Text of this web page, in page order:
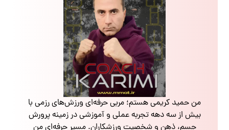
من حمید کریمی هستم؛ مربی حرفه‌ای ورزش‌های رزمی با
بیش از سه دهه تجربه عملی و آموزشی در زمینه پرورش
جسم، ذهن و شخصیت ورزشکاران. مسیر حرفه‌ای من